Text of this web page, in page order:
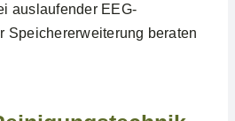
auslaufender EEG-
Speichererweiterung beraten